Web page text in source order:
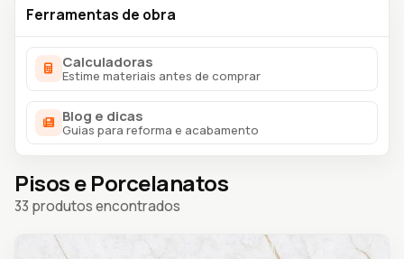
Ferramentas de obra
Calculadoras
Estime materiais antes de comprar
Blog e dicas
Guias para reforma e acabamento
Pisos e Porcelanatos
33 produtos encontrados